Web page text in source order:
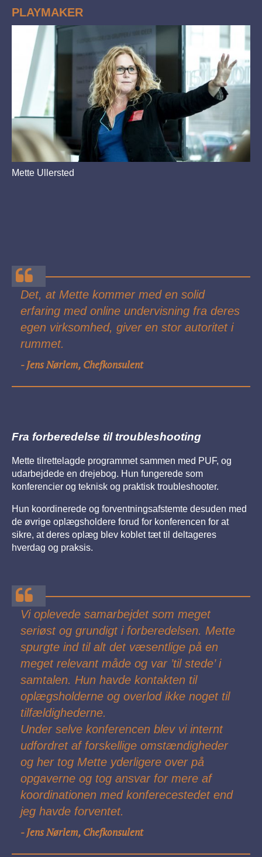
PLAYMAKER
Mette Ullersted
Det, at Mette kommer med en solid
erfaring med online undervisning fra deres
egen virksomhed, giver en stor autoritet i
rummet.
-Jens Nørlem, Chefkonsulent
Fra forberedelse til troubleshooting
Mette tilrettelagde programmet sammen med PUF, og
udarbejdede en drejebog. Hun fungerede som
konferencier og teknisk og praktisk troubleshooter.
Hun koordinerede og forventningsafstemte desuden med
de øvrige oplægsholdere forud for konferencen for at
sikre, at deres oplæg blev koblet tæt til deltageres
hverdag og praksis.
Vi oplevede samarbejdet som meget
seriøst og grundigt i forberedelsen. Mette
spurgte ind til alt det væsentlige på en
meget relevant måde og var ’til stede’ i
samtalen. Hun havde kontakten til
oplægsholderne og overlod ikke noget til
tilfældighederne.
Under selve konferencen blev vi internt
udfordret af forskellige omstændigheder
og her tog Mette yderligere over på
opgaverne og tog ansvar for mere af
koordinationen med konferecestedet end
jeg havde forventet.
-Jens Nørlem, Chefkonsulent